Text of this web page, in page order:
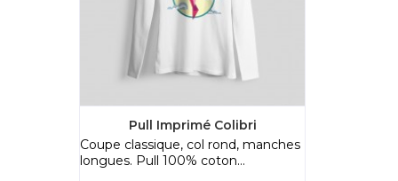
Pull Imprimé Colibri
Coupe classique, col rond, manches
longues. Pull 100% coton...